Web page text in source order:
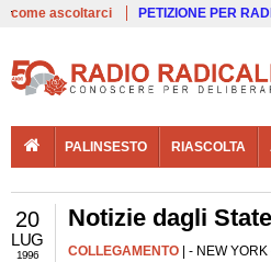
come ascoltarci PETIZIONE PER
PALINSESTO RIASCOLTA
20
LUG
1996
Notizie dagli
COLLEGAMENTO | - NEW